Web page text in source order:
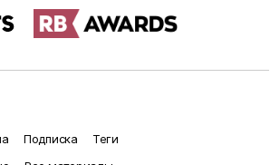
Подписка
Теги